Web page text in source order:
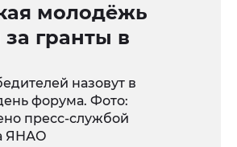
молодёжь
за гранты в